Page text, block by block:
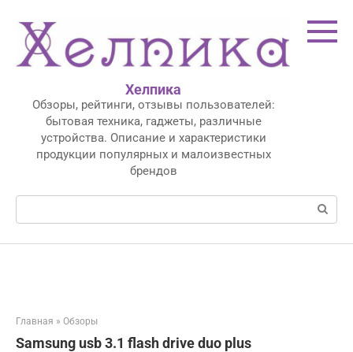
контенту
Хелпика
Обзоры, рейтинги, отзывы пользователей:
бытовая техника, гаджеты, различные
устройства. Описание и характеристики
продукции популярных и малоизвестных
брендов
Поиск:
Главная » Обзоры
Samsung usb 3.1 flash drive duo plus